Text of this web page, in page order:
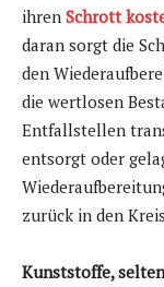
ihren Schrott
daran sorgt die
den
die wertlosen
Entfallstellen
entsorgt oder
zurück in den
Kunststoffe,